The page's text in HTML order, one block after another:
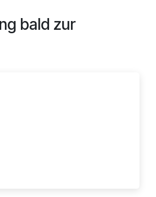
bald zur